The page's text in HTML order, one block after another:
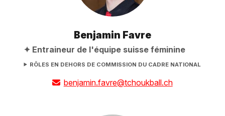
Benjamin Favre
Entraineur de l'équipe suisse féminine
RÔLES EN DEHORS DE COMMISSION DU CADRE NATIONAL
benjamin.favre@tchoukball.ch